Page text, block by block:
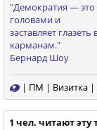
"Демократия —
голoвами и
заставляeт
каpманам."
Бернард Шоу
| ПМ | Визитка |
1 чел. читают эту